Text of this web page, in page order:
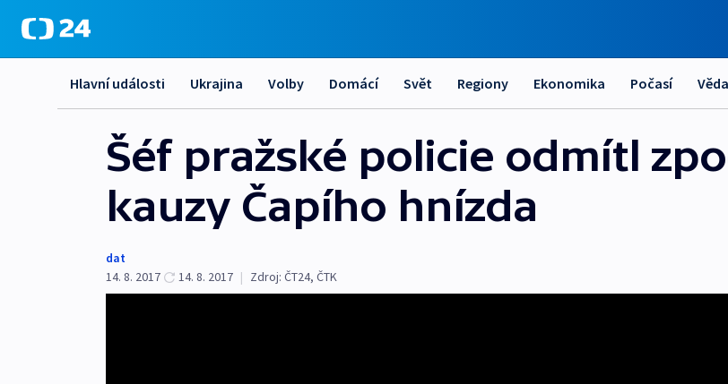
Hlavní události Ukrajina Volby Domácí Svět Regiony Ekonomika Počasí Věda
Šéf pražské policie odmítl
kauzy Čapího hnízda
dat
14. 8. 2017
14. 8. 2017 | Zdroj: ČT24, ČTK